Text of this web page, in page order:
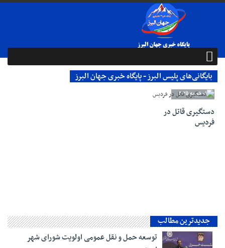
بایگانی‌های پلیس البرز - پایگاه خبری جهان البرز
01 فوریه 2025
دستگیری قاتل در
فردیس
جدیدترین مطالب
توسعه حمل و نقل عمومی اولویت شورای شهر